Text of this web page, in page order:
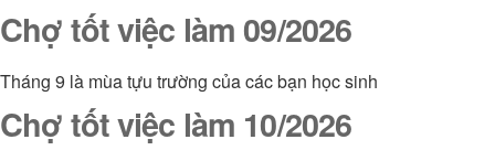
Chợ tốt việc làm 09/2026
Tháng 9 là mùa tựu trường của các bạn học sinh
Chợ tốt việc làm 10/2026